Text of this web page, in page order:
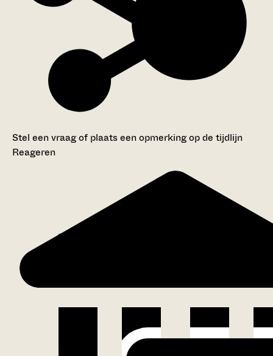
Stel een vraag of plaats een opmerking op de tijdlijn
Reageren